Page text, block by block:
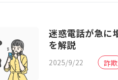
迷惑電話が急に
を解説
2025/9/22 詐欺